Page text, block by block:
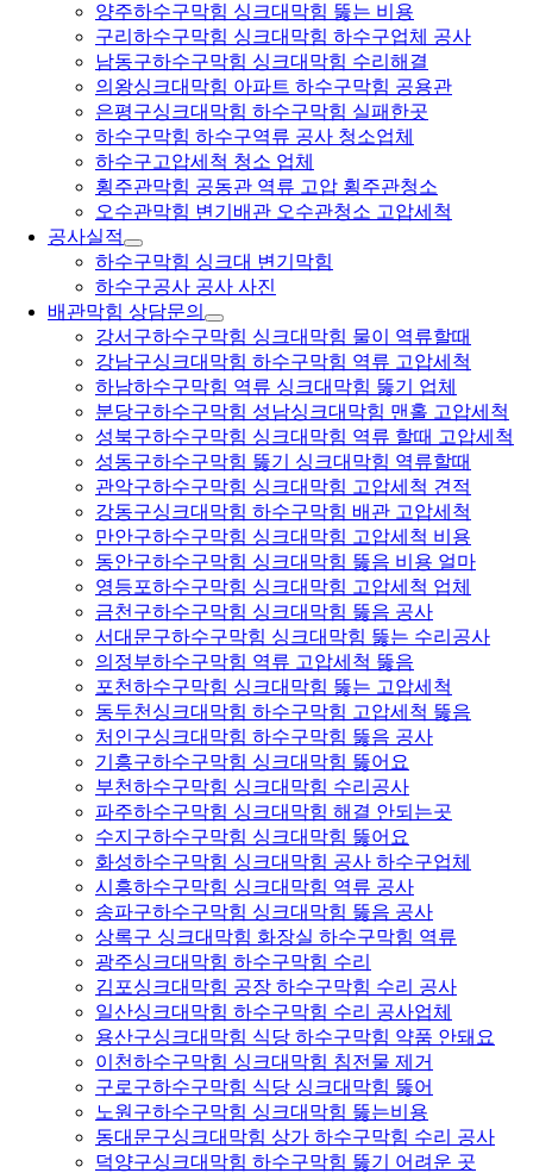
양주하수구막힘 싱크대막힘 뚫는 비용
구리하수구막힘 싱크대막힘 하수구업체 공사
남동구하수구막힘 싱크대막힘 수리해결
의왕싱크대막힘 아파트 하수구막힘 공용관
은평구싱크대막힘 하수구막힘 실패한곳
하수구막힘 하수구역류 공사 청소업체
하수구고압세척 청소 업체
횡주관막힘 공동관 역류 고압 횡주관청소
오수관막힘 변기배관 오수관청소 고압세척
공사실적
하수구막힘 싱크대 변기막힘
하수구공사 공사 사진
배관막힘 상담문의
강서구하수구막힘 싱크대막힘 물이 역류할때
강남구싱크대막힘 하수구막힘 역류 고압세척
하남하수구막힘 역류 싱크대막힘 뚫기 업체
분당구하수구막힘 성남싱크대막힘 맨홀 고압세척
성북구하수구막힘 싱크대막힘 역류 할때 고압세척
성동구하수구막힘 뚫기 싱크대막힘 역류할때
관악구하수구막힘 싱크대막힘 고압세척 견적
강동구싱크대막힘 하수구막힘 배관 고압세척
만안구하수구막힘 싱크대막힘 고압세척 비용
동안구하수구막힘 싱크대막힘 뚫음 비용 얼마
영등포하수구막힘 싱크대막힘 고압세척 업체
금천구하수구막힘 싱크대막힘 뚫음 공사
서대문구하수구막힘 싱크대막힘 뚫는 수리공사
의정부하수구막힘 역류 고압세척 뚫음
포천하수구막힘 싱크대막힘 뚫는 고압세척
동두천싱크대막힘 하수구막힘 고압세척 뚫음
처인구싱크대막힘 하수구막힘 뚫음 공사
기흥구하수구막힘 싱크대막힘 뚫어요
부천하수구막힘 싱크대막힘 수리공사
파주하수구막힘 싱크대막힘 해결 안되는곳
수지구하수구막힘 싱크대막힘 뚫어요
화성하수구막힘 싱크대막힘 공사 하수구업체
시흥하수구막힘 싱크대막힘 역류 공사
송파구하수구막힘 싱크대막힘 뚫음 공사
상록구 싱크대막힘 화장실 하수구막힘 역류
광주싱크대막힘 하수구막힘 수리
김포싱크대막힘 공장 하수구막힘 수리 공사
일산싱크대막힘 하수구막힘 수리 공사업체
용산구싱크대막힘 식당 하수구막힘 약품 안돼요
이천하수구막힘 싱크대막힘 침전물 제거
구로구하수구막힘 식당 싱크대막힘 뚫어
노원구하수구막힘 싱크대막힘 뚫는비용
동대문구싱크대막힘 상가 하수구막힘 수리 공사
덕양구싱크대막힘 하수구막힘 뚫기 어려운 곳